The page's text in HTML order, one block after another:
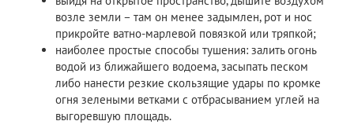
возле земли – там он менее задымлен, рот и нос
прикройте ватно-марлевой повязкой или тряпкой;
наиболее простые способы тушения: залить огонь
водой из ближайшего водоема, засыпать песком
либо нанести резкие скользящие удары по кромке
огня зелеными ветками с отбрасыванием углей на
выгоревшую площадь.